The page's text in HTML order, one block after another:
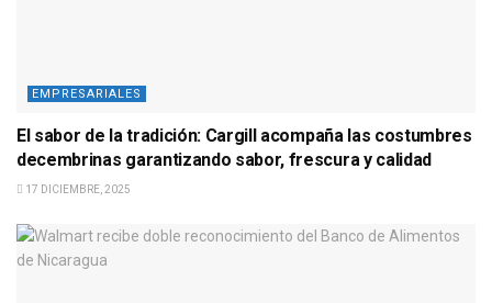
EMPRESARIALES
El sabor de la tradición: Cargill acompaña las costumbres
decembrinas garantizando sabor, frescura y calidad
17 DICIEMBRE, 2025